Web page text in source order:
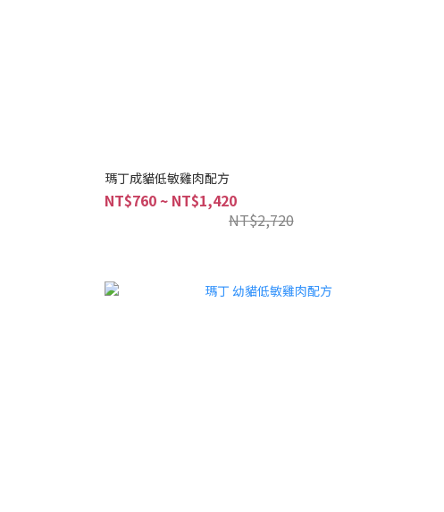
瑪丁成貓低敏雞肉配方
NT$760 ~ NT$1,420
NT$2,720